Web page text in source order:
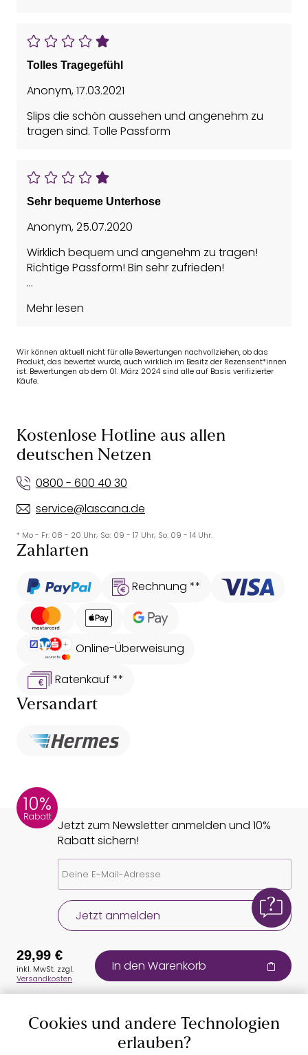
Tolles Tragegefühl
Anonym,17.03.2021
Slips die schön aussehen und angenehm zu
tragen sind. Tolle Passform
Sehr bequeme Unterhose
Anonym,25.07.2020
Wirklich bequem und angenehm zu tragen!
Richtige Passform! Bin sehr zufrieden!
Mehr lesen
Wir können aktuell nicht für alle Bewertungen nachvollziehen, ob das
Produkt, das bewertet wurde, auch wirklich im Besitz der Rezensent*innen
ist. Bewertungen ab dem 01. März 2024 sind alle auf Basis verifizierter
Käufe.
Kostenlose Hotline aus allen
deutschen Netzen
0800 - 600 40 30
service@lascana.de
* Mo - Fr: 08 - 20 Uhr; Sa: 09 - 17 Uhr; So: 09 - 14 Uhr.
Zahlarten
Rechnung **
Online-Überweisung
Ratenkauf **
Versandart
10%
Rabatt
Jetzt zum Newsletter anmelden und 10%
Rabatt sichern!
Jetzt anmelden
Auszeichnungen
29,99 €
inkl. MwSt. zzgl.
Versandkosten
In den Warenkorb
Cookies und andere Technologien
erlauben?